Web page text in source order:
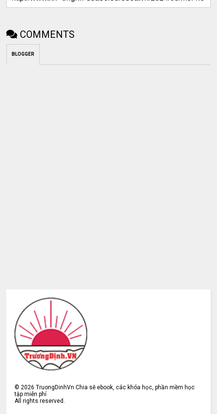
COMMENTS
BLOGGER
©2026 TruongDinhVn Chia sẽ ebook, các khóa học, phần mềm học
tập miễn phí
All rights reserved.